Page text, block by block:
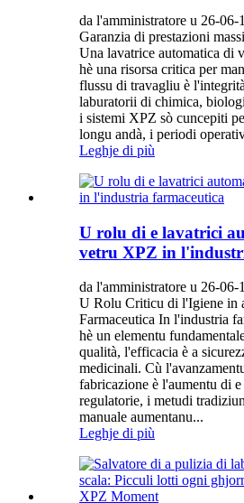
da l'amministratore u 26-06-
Garanzia di prestazioni
Una lavatrice automatica di
hè una risorsa critica per
flussu di travagliu è
laburatorii di chimica,
i sistemi XPZ sò cuncepiti
longu andà, i periodi
Leghje di più
U rolu di e lavatrici
vetru XPZ in
da l'amministratore u 26-06-
U Rolu Criticu di l'Igiene in
Farmaceutica In l'industria
hè un elementu
qualità, l'efficacia è a
medicinali. Cù
fabricazione è l'aumentu di e
regulatorie, i metudi
manuale aumentanu...
Leghje di più